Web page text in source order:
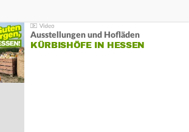
Ausstellungen und Hofläden
KÜRBISHÖFE IN HESSEN